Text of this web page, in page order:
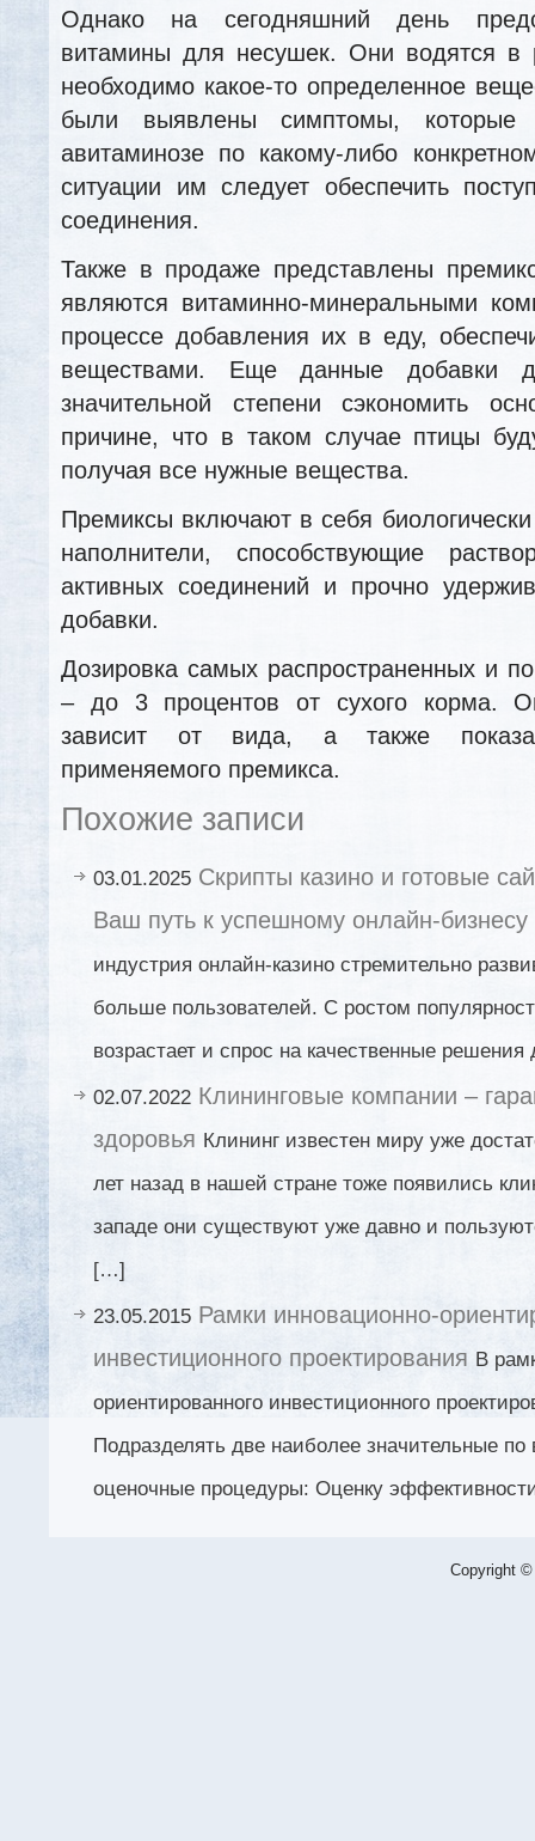
Однако на сегодняшний день
витамины для несушек. Они водятся в
необходимо какое-то определенное
были выявлены симптомы, которые
авитаминозе по какому-либо
ситуации им следует обеспечить
соединения.
Также в продаже представлены
являются витаминно-минеральными
процессе добавления их в еду,
веществами. Еще данные добавки
значительной степени сэкономить
причине, что в таком случае птицы
получая все нужные вещества.
Премиксы включают в себя
наполнители, способствующие
активных соединений и прочно
добавки.
Дозировка самых распространенных и
– до 3 процентов от сухого корма.
зависит от вида, а также
применяемого премикса.
Похожие записи
03.01.2025 Скрипты казино и готовые
Ваш путь к успешному онлайн-бизнесу
индустрия онлайн-казино стремительно
больше пользователей. С ростом
возрастает и спрос на качественные
02.07.2022 Клининговые компании –
здоровья Клининг известен миру уже
лет назад в нашей стране тоже появились
западе они существуют уже давно и
[…]
23.05.2015 Рамки инновационно-
инвестиционного проектирования В
ориентированного инвестиционного
Подразделять две наиболее значительные
оценочные процедуры: Оценку
Copyright ©